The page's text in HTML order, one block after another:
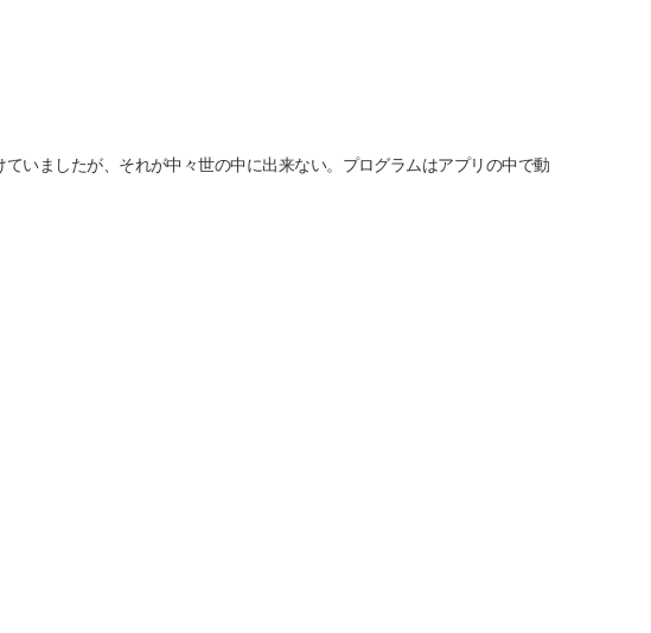
いましたが、それが中々世の中に出来ない。プログラムはアプリの中で動